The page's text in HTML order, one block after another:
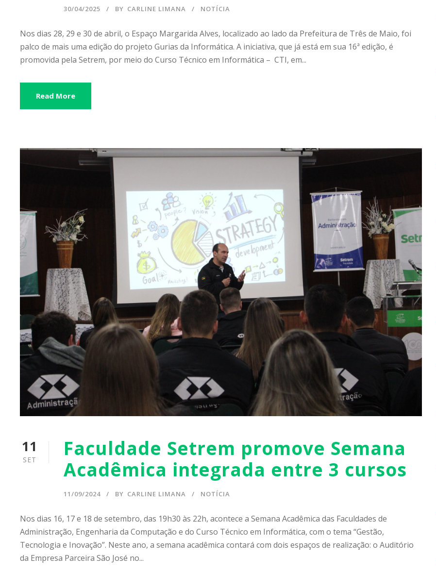
30/04/2025 BY CARLINE LIMANA NOTÍCIA
Nos dias 28, 29 e 30 de abril, o Espaço Margarida Alves, localizado ao lado da Prefeitura de Três de Maio, foi
palco de mais uma edição do projeto Gurias da Informática. A iniciativa, que já está em sua 16ª edição, é
promovida pela Setrem, por meio do Curso Técnico em Informática – CTI, em...
Read More
11
SET
Faculdade Setrem promove Semana
Acadêmica integrada entre 3 cursos
11/09/2024 BY CARLINE LIMANA NOTÍCIA
Nos dias 16, 17 e 18 de setembro, das 19h30 às 22h, acontece a Semana Acadêmica das Faculdades de
Administração, Engenharia da Computação e do Curso Técnico em Informática, com o tema “Gestão,
Tecnologia e Inovação”. Neste ano, a semana acadêmica contará com dois espaços de realização: o Auditório
da Empresa Parceira São José no...